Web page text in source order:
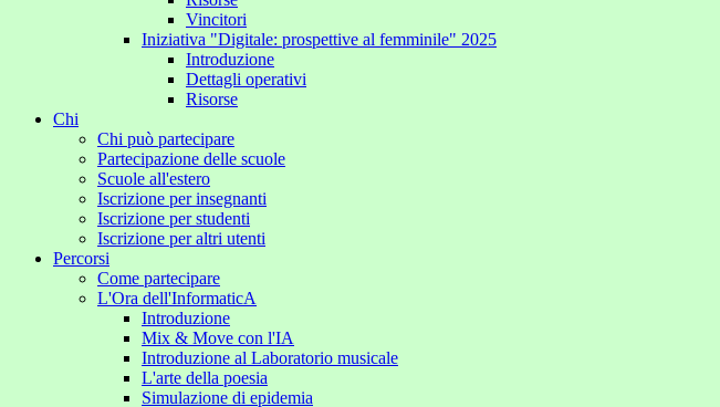
Vincitori
Iniziativa "Digitale: prospettive al femminile" 2025
Introduzione
Dettagli operativi
Risorse
Chi
Chi può partecipare
Partecipazione delle scuole
Scuole all'estero
Iscrizione per insegnanti
Iscrizione per studenti
Iscrizione per altri utenti
Percorsi
Come partecipare
L'Ora dell'InformaticA
Introduzione
Mix & Move con l'IA
Introduzione al Laboratorio musicale
L'arte della poesia
Simulazione di epidemia